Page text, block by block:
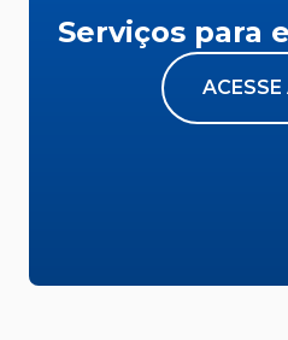
Serviços para
ACESSE